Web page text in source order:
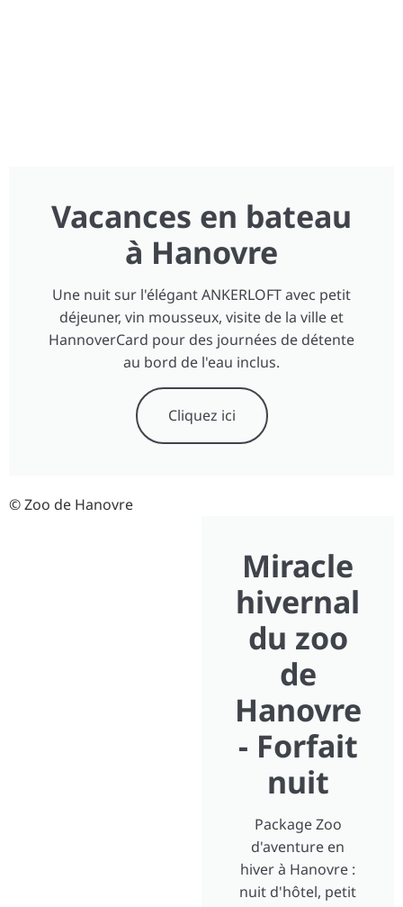
Vacances en bateau
à Hanovre
Une nuit sur l'élégant ANKERLOFT avec petit
déjeuner, vin mousseux, visite de la ville et
HannoverCard pour des journées de détente
au bord de l'eau inclus.
Cliquez ici
© Zoo de Hanovre
Miracle
hivernal
du zoo
de
Hanovre
- Forfait
nuit
Package Zoo
d'aventure en
hiver à Hanovre :
nuit d'hôtel, petit